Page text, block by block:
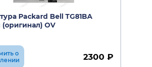
Packard Bell TG81BA
(оригинал) OV
о
2300 ₽